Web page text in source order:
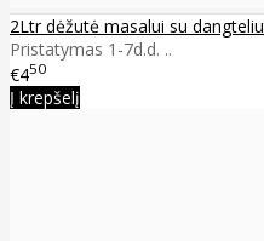
2Ltr dėžutė masalui su dangteliu
Pristatymas 1-7d.d. ..
€450
Į krepšelį